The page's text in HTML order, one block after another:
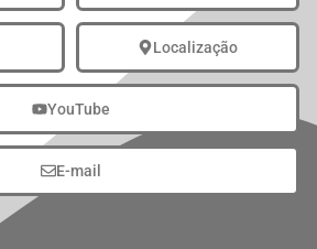
Localização
YouTube
E-mail